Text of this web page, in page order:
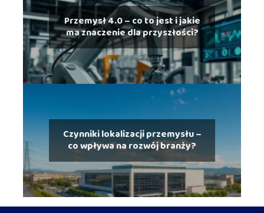
Przemysł 4.0 – co to jest i jakie
ma znaczenie dla przyszłości?
Czynniki lokalizacji przemysłu –
co wpływa na rozwój branży?